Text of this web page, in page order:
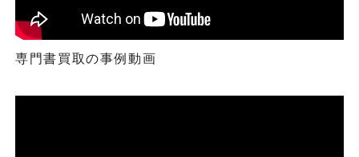
専門書買取の事例動画